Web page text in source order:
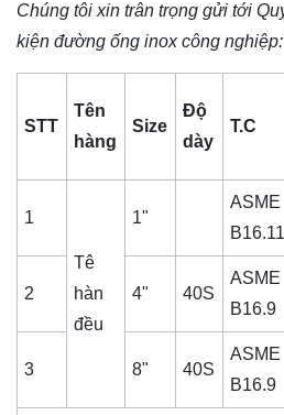
Chúng tôi xin trân trọng gửi tới
kiện đường ống inox công nghiệp
STT
Tên
hàng
Size
Độ
dày
T.C
1
Tê
hàn
đều
1"
ASME
B16.11
2 4" 40S
ASME
B16.9
3 8" 40S
ASME
B16.9